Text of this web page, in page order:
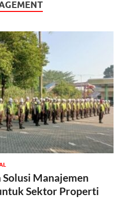
Manajemen
Sektor Properti